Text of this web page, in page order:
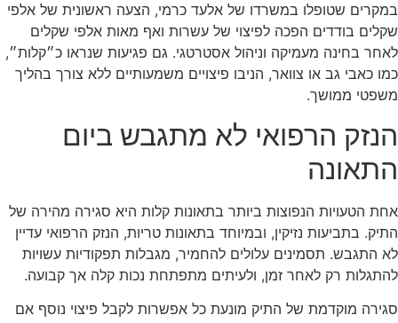
במקרים שטופלו במשרדו של אלעד כרמי, הצעה ראשונית של אלפי
שקלים בודדים הפכה לפיצוי של עשרות ואף מאות אלפי שקלים
לאחר בחינה מעמיקה וניהול אסטרטגי. גם פגיעות שנראו כ״קלות״,
כמו כאבי גב או צוואר, הניבו פיצויים משמעותיים ללא צורך בהליך
משפטי ממושך.
הנזק הרפואי לא מתגבש ביום
התאונה
אחת הטעויות הנפוצות ביותר בתאונות קלות היא סגירה מהירה של
התיק. בתביעות נזיקין, ובמיוחד בתאונות טריות, הנזק הרפואי עדיין
לא התגבש. תסמינים עלולים להחמיר, מגבלות תפקודיות עשויות
להתגלות רק לאחר זמן, ולעיתים מתפתחת נכות קלה אך קבועה.
סגירה מוקדמת של התיק מונעת כל אפשרות לקבל פיצוי נוסף אם